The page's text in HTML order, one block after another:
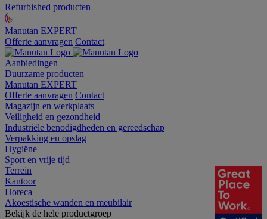
Refurbished producten
Manutan EXPERT
Offerte aanvragen Contact
Aanbiedingen
Duurzame producten
Manutan EXPERT
Offerte aanvragen Contact
Magazijn en werkplaats
Veiligheid en gezondheid
Industriële benodigdheden en gereedschap
Verpakking en opslag
Hygiëne
Sport en vrije tijd
Terrein
Kantoor
Horeca
Akoestische wanden en meubilair
Bekijk de hele productgroep